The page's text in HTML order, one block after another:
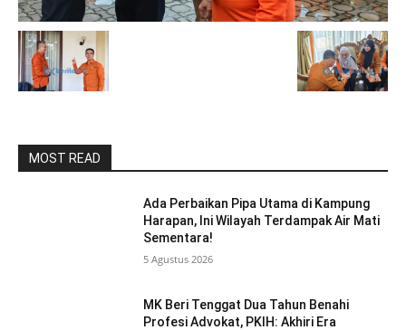
MOST READ
Ada Perbaikan Pipa Utama di Kampung
Harapan, Ini Wilayah Terdampak Air Mati
Sementara!
5 Agustus 2026
MK Beri Tenggat Dua Tahun Benahi
Profesi Advokat, PKIH: Akhiri Era